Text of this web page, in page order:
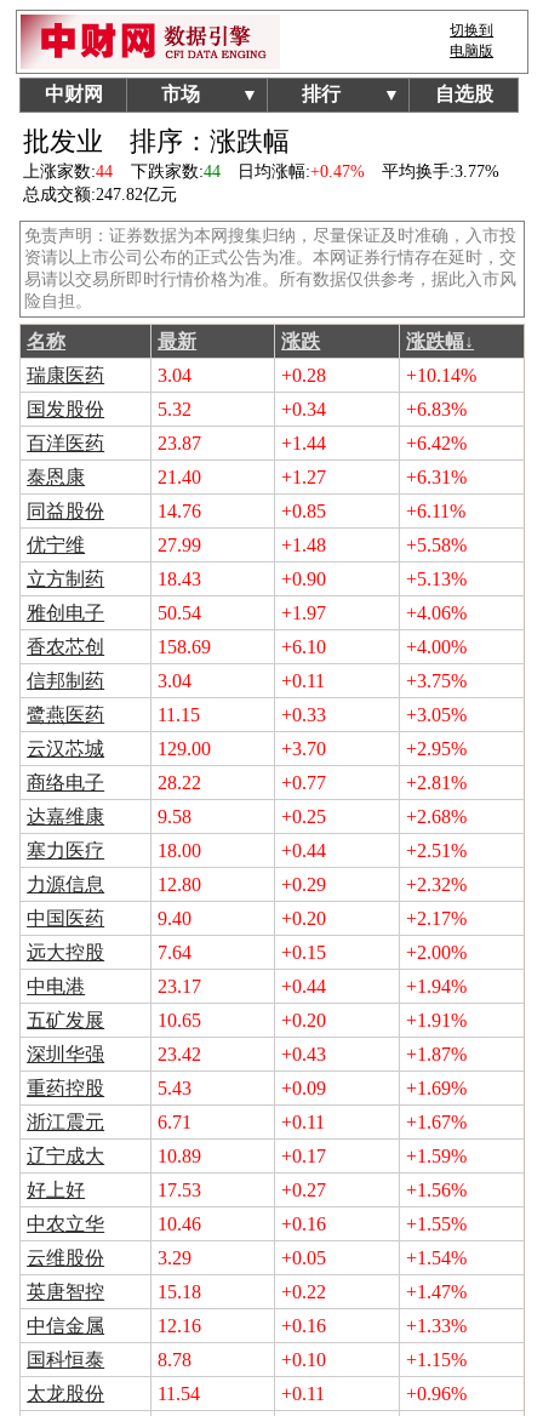
切换到
电脑版
中财网 市场 ▼ 排行 ▼ 自选股
批发业 排序：涨跌幅
上涨家数:44 下跌家数:44 日均涨幅:+0.47% 平均换手:3.77%
总成交额:247.82亿元
免责声明：证券数据为本网搜集归纳，尽量保证及时准确，入市投
资请以上市公司公布的正式公告为准。本网证券行情存在延时，交
易请以交易所即时行情价格为准。所有数据仅供参考，据此入市风
险自担。
名称 最新 涨跌
涨跌幅↓
瑞康医药
3.04 +0.28
+10.14%
国发股份
5.32 +0.34
+6.83%
百洋医药
23.87 +1.44
+6.42%
泰恩康
21.40 +1.27
+6.31%
同益股份
14.76 +0.85
+6.11%
优宁维
27.99 +1.48
+5.58%
立方制药
18.43 +0.90
+5.13%
雅创电子
50.54 +1.97
+4.06%
香农芯创
158.69 +6.10
+4.00%
信邦制药
3.04 +0.11
+3.75%
鹭燕医药
11.15 +0.33
+3.05%
云汉芯城
129.00 +3.70
+2.95%
商络电子
28.22 +0.77
+2.81%
达嘉维康
9.58 +0.25
+2.68%
塞力医疗
18.00 +0.44
+2.51%
力源信息
12.80 +0.29
+2.32%
中国医药
9.40 +0.20
+2.17%
远大控股
7.64 +0.15
+2.00%
中电港
23.17 +0.44
+1.94%
五矿发展
10.65 +0.20
+1.91%
深圳华强
23.42 +0.43
+1.87%
重药控股
5.43 +0.09
+1.69%
浙江震元
6.71 +0.11
+1.67%
辽宁成大
10.89 +0.17
+1.59%
好上好
17.53 +0.27
+1.56%
中农立华
10.46 +0.16
+1.55%
云维股份
3.29 +0.05
+1.54%
英唐智控
15.18 +0.22
+1.47%
中信金属
12.16 +0.16
+1.33%
国科恒泰
8.78 +0.10
+1.15%
太龙股份
11.54 +0.11
+0.96%